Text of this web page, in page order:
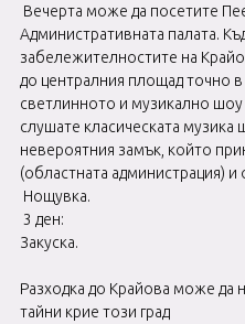
Вечерта може да посетите
Административната палата.
забележителностите на
до централния площад точно в
светлинното и музикално
слушате класическата
невероятния замък, който
(областната администрация) и
Нощувка.
3 ден:
Закуска.
Разходка до Крайова може да
тайни крие този град